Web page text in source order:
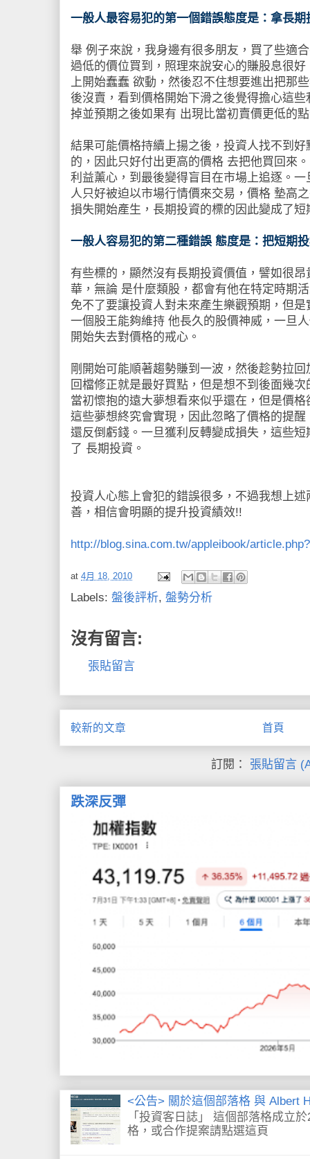
一般人最容易犯的第一個錯誤態度是：拿長
舉 例子來說，我身邊有很多朋友，買了些適
過低的價位買到，照理來說安心的賺股息很
上開始蠢蠢 欲動，然後忍不住想要進出把那
後沒賣，看到價格開始下滑之後覺得擔心這
掉並預期之後如果有 出現比當初賣價更低的
結果可能價格持續上揚之後，投資人找不到
的，因此只好付出更高的價格 去把他買回來
利益薰心，到最後變得盲目在市場上追逐。
人只好被迫以市場行情價來交易，價格 墊高
損失開始產生，長期投資的標的因此變成了短
一般人容易犯的第二種錯誤 態度是：把短期
有些標的，顯然沒有長期投資價值，譬如很
華，無論 是什麼類股，都會有他在特定時期
免不了要讓投資人對未來產生樂觀預期，但
一個股王能夠維持 他長久的股價神威，一旦
開始失去對價格的戒心。
剛開始可能順著趨勢賺到一波，然後趁勢拉
回檔修正就是最好買點，但是想不到後面幾
當初懷抱的遠大夢想看來似乎還在，但是價
這些夢想終究會實現，因此忽略了價格的提
還反倒虧錢。一旦獲利反轉變成損失，這些
了 長期投資。
投資人心態上會犯的錯誤很多，不過我想上
善，相信會明顯的提升投資績效!!
http://blog.sina.com.tw/appleibook/
at 4月 18, 2010
Labels: 盤後評析, 盤勢分析
沒有留言:
張貼留言
較新的文章 首頁
訂閱： 張貼留言
跌深反彈
<公告> 關於這個部落格 與 Albert
「投資客日誌」 這個部落格成立
格，或合作提案請點選這頁